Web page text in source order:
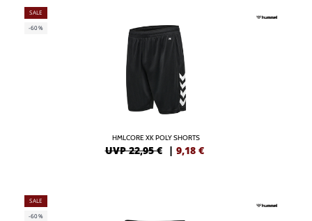
SALE
-60%
HMLCORE XK POLY SHORTS
UVP 22,95 € | 9,18 €
SALE
-60%